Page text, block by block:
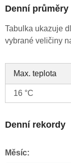
Denní průměry
Tabulka ukazuje
vybrané veličiny
Max. teplota
16 °C
Denní rekordy
Měsíc: